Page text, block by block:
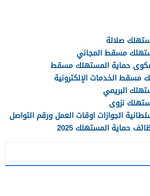
صلالة
مسقط المجاني
حماية المستهلك مسقط
مسقط الخدمات الإلكترونية
البريمي
نزوى
الجوازات اوقات العمل ورقم التواصل
حماية المستهلك 2025